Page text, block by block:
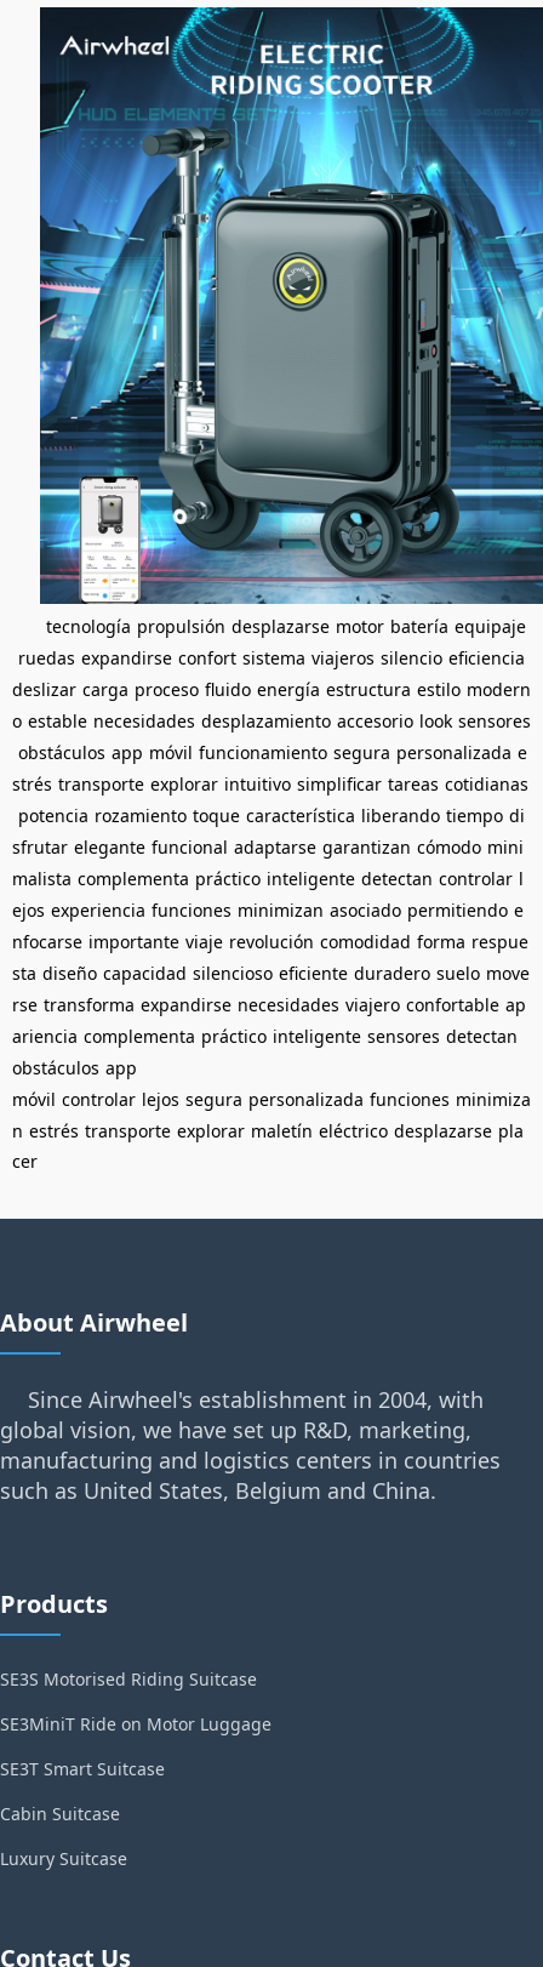
tecnología propulsión desplazarse motor batería equipaje
ruedas expandirse confort sistema viajeros silencio eficiencia
deslizar carga proceso fluido energía estructura estilo modern
o estable necesidades desplazamiento accesorio look sensores
obstáculos app móvil funcionamiento segura personalizada e
strés transporte explorar intuitivo simplificar tareas cotidianas
potencia rozamiento toque característica liberando tiempo di
sfrutar elegante funcional adaptarse garantizan cómodo mini
malista complementa práctico inteligente detectan controlar l
ejos experiencia funciones minimizan asociado permitiendo e
nfocarse importante viaje revolución comodidad forma respue
sta diseño capacidad silencioso eficiente duradero suelo move
rse transforma expandirse necesidades viajero confortable ap
ariencia complementa práctico inteligente sensores detectan
obstáculos app
móvil controlar lejos segura personalizada funciones minimiza
n estrés transporte explorar maletín eléctrico desplazarse pla
cer
About Airwheel
Since Airwheel's establishment in 2004, with
global vision, we have set up R&D, marketing,
manufacturing and logistics centers in countries
such as United States, Belgium and China.
Products
SE3S Motorised Riding Suitcase
SE3MiniT Ride on Motor Luggage
SE3T Smart Suitcase
Cabin Suitcase
Luxury Suitcase
Contact Us